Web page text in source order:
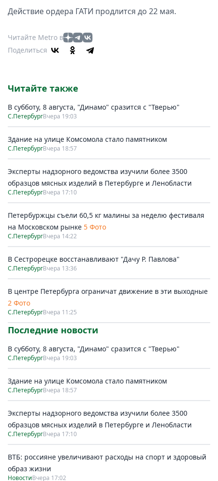
Действие ордера ГАТИ продлится до 22 мая.
Читайте Metro в
Поделиться
Читайте также
В субботу, 8 августа, "Динамо" сразится с "Тверью"
С.ПетербургВчера 19:03
Здание на улице Комсомола стало памятником
С.ПетербургВчера 18:57
Эксперты надзорного ведомства изучили более 3500
образцов мясных изделий в Петербурге и Ленобласти
С.ПетербургВчера 17:10
Петербуржцы съели 60,5 кг малины за неделю фестиваля
на Московском рынке 5 Фото
С.ПетербургВчера 14:22
В Сестрорецке восстанавливают "Дачу Р. Павлова"
С.ПетербургВчера 13:36
В центре Петербурга ограничат движение в эти выходные
2 Фото
С.ПетербургВчера 11:25
Последние новости
В субботу, 8 августа, "Динамо" сразится с "Тверью"
С.ПетербургВчера 19:03
Здание на улице Комсомола стало памятником
С.ПетербургВчера 18:57
Эксперты надзорного ведомства изучили более 3500
образцов мясных изделий в Петербурге и Ленобласти
С.ПетербургВчера 17:10
ВТБ: россияне увеличивают расходы на спорт и здоровый
образ жизни
НовостиВчера 17:02